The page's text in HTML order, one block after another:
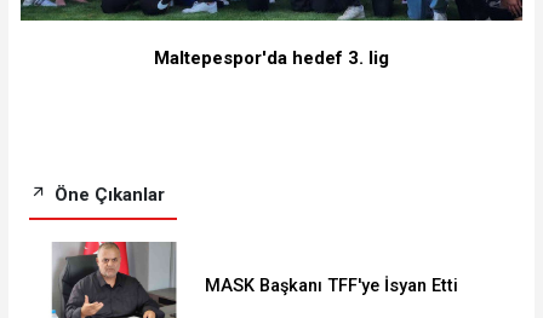
Maltepespor'da hedef 3. lig
Öne Çıkanlar
MASK Başkanı TFF'ye İsyan Etti